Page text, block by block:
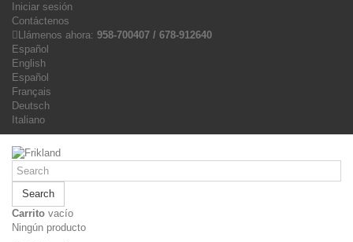
Iniciar sesión
Contáctenos
Llámenos ahora: 958-700407 / 678-912640
Español
English
Español
Français
Deutsch
Italiano
Search
Carrito vacío
Ningún producto